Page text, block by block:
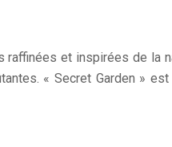
et inspirées de
« Secret Garden »